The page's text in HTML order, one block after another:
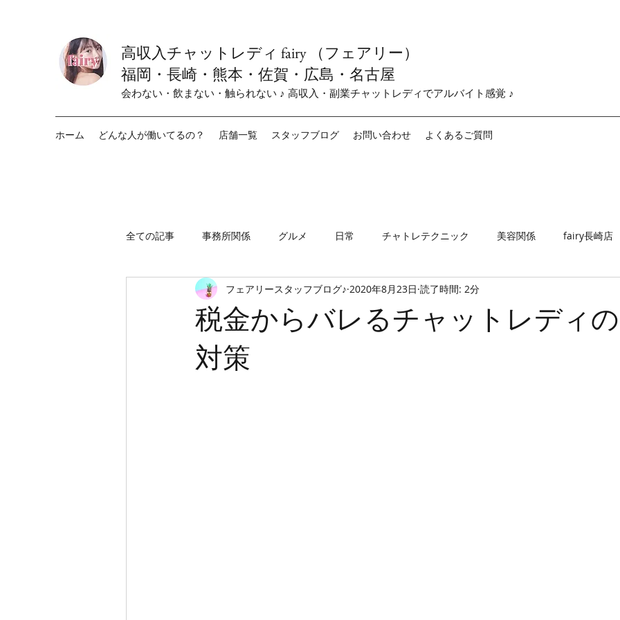
高収入チャットレディ fairy （フェアリー）
福岡・長崎・熊本・佐賀・広島・名古屋
会わない・飲まない・触られない ♪ 高収入・副業チャットレディでアルバイト感覚 ♪
ホーム どんな人が働いてるの？ 店舗一覧 スタッフブログ お問い合わせ よくあるご質問
全ての記事 事務所関係 グルメ 日常 チャトレテクニック 美容関係 fairy長崎店
fairy小倉店 fairy栄店 fairy名古屋店
税金からバレるチャットレディ
対策
フェアリースタッフブログ♪ 2020年8月23日 読了時間: 2分